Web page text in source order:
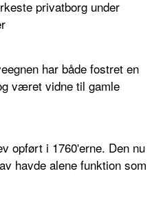
privatborg under
har både fostret en
været vidne til gamle
opført i 1760'erne. Den nu
havde alene funktion som